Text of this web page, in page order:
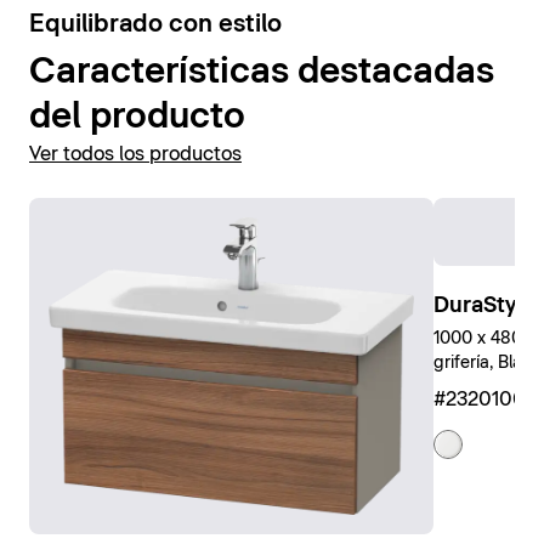
Equilibrado con estilo
Características destacadas
del producto
Ver todos los productos
DuraStyle
1000 x 480
grifería,